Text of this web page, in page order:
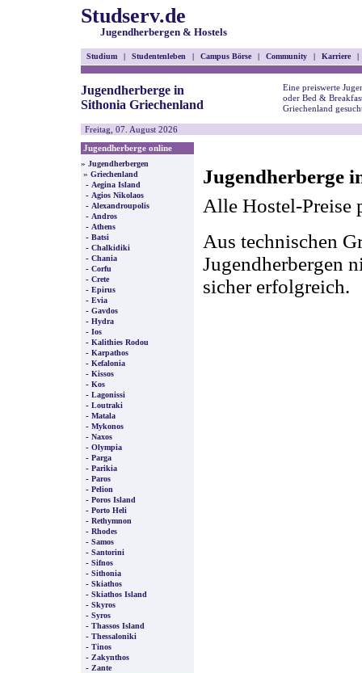
Studserv.de
Jugendherbergen & Hostels
Studium | Studentenleben | Campus Börse | Community | Karriere |
Jugendherberge in
Sithonia Griechenland
Eine preiswerte
oder Bed &
Griechenland
Freitag, 07. August 2026
Jugendherberge online
» Jugendherbergen
» Griechenland
- Aegina Island
- Agios Nikolaos
- Alexandroupolis
- Andros
- Athens
- Batsi
- Chalkidiki
- Chania
- Corfu
- Crete
- Epirus
- Evia
- Gavdos
- Hydra
- Ios
- Kalithies Rodou
- Karpathos
- Kefalonia
- Kissos
- Kos
- Lagonissi
- Loutraki
- Matala
- Mykonos
- Naxos
- Olympia
- Parga
- Parikia
- Paros
- Pelion
- Poros Island
- Porto Heli
- Rethymnon
- Rhodes
- Samos
- Santorini
- Sifnos
- Sithonia
- Skiathos
- Skiathos Island
- Skyros
- Syros
- Thassos Island
- Thessaloniki
- Tinos
- Zakynthos
- Zante
Jugendherberge
Alle Hostel-Preise
Aus technischen
Jugendherbergen
sicher erfolgreich.